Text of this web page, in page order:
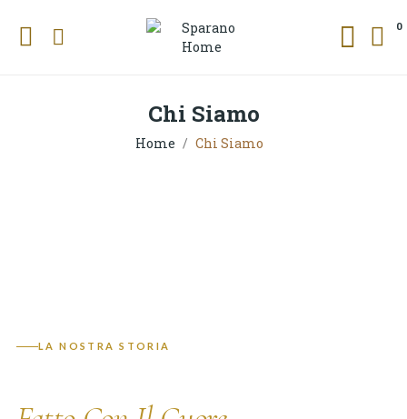
0
Chi Siamo
Home Chi Siamo
LA NOSTRA STORIA